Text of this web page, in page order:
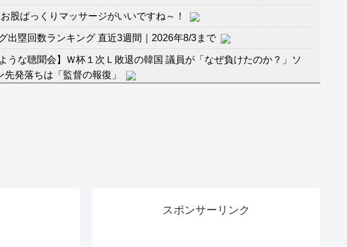
股ぱっくりマッサージがいいですね～！
出塁回数ランキング 直近3週間｜2026年8/3まで
うな聴聞会】Ｗ杯１次Ｌ敗退の韓国 議員が「なぜ負けたのか？」ソ
先発落ちは「監督の報復」
スポンサーリンク